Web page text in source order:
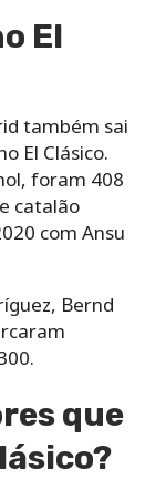
El
também sai
El Clásico.
foram 408
catalão
com Ansu
Bernd
que